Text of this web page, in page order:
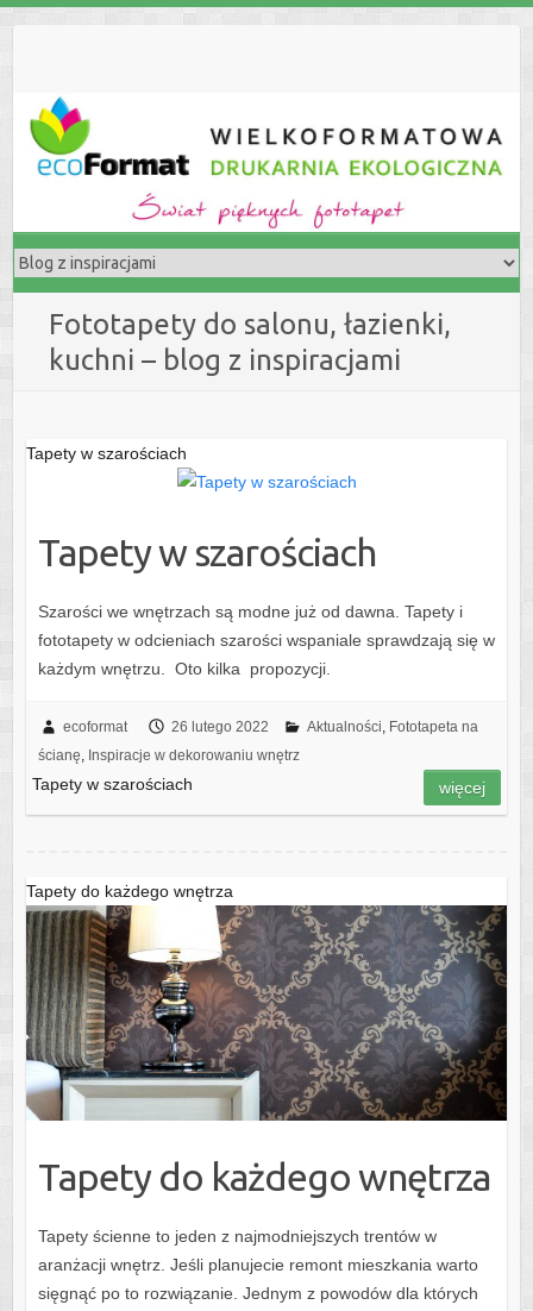
Fototapety do salonu, łazienki,
kuchni – blog z inspiracjami
Tapety w szarościach
Tapety w szarościach
Szarości we wnętrzach są modne już od dawna. Tapety i
fototapety w odcieniach szarości wspaniale sprawdzają się w
każdym wnętrzu. Oto kilka propozycji.
ecoformat 26 lutego 2022 Aktualności, Fototapeta na
ścianę, Inspiracje w dekorowaniu wnętrz
Tapety w szarościach więcej
Tapety do każdego wnętrza
Tapety do każdego wnętrza
Tapety ścienne to jeden z najmodniejszych trentów w
aranżacji wnętrz. Jeśli planujecie remont mieszkania warto
sięgnąć po to rozwiązanie. Jednym z powodów dla których